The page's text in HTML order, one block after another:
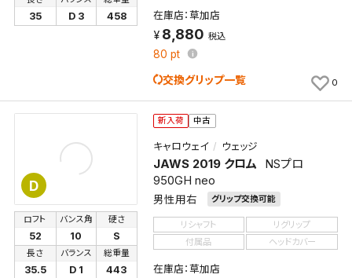
35 D 3 458 在庫店：草加店
8,880 税込
80 pt
交換グリップ一覧 0
D
新入荷 中古
キャロウェイ ウェッジ
JAWS 2019 クロム
NSプロ
950GH neo
男性用右 グリップ交換可能
ロフト
52
バンス角
10
硬さ
S
長さ
35.5
バランス
D 1
総重量
443
リシャフト
リグリップ
付属品
ヘッドカバー
在庫店：草加店